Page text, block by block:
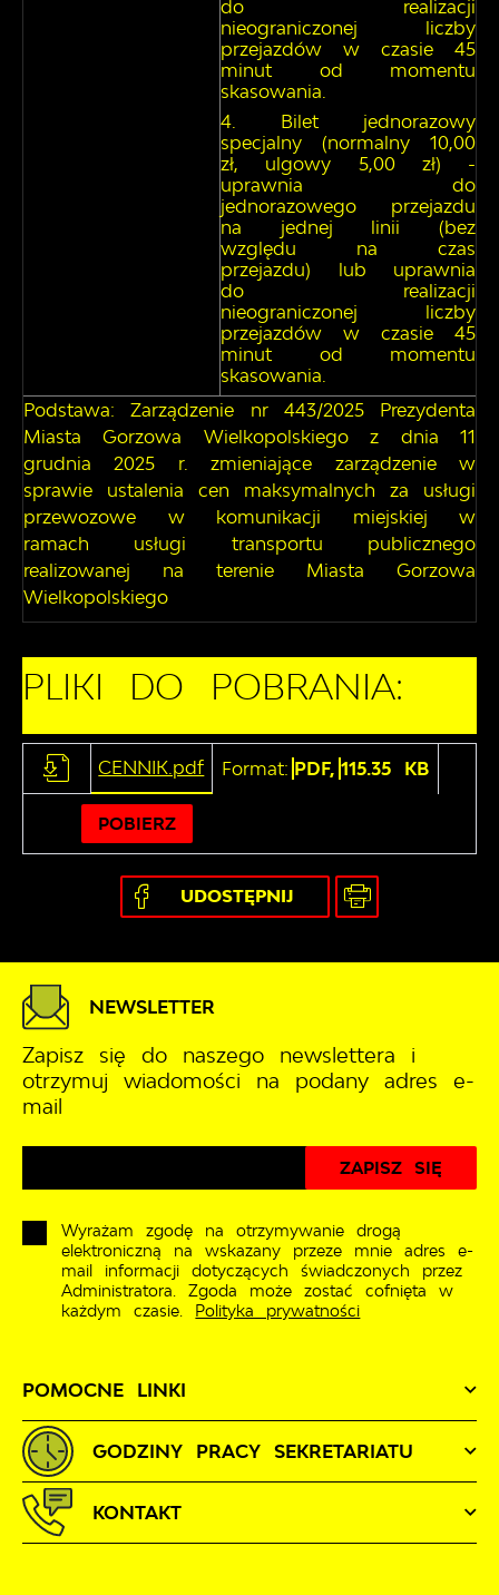
do realizacji
nieograniczonej liczby
przejazdów w czasie 45
minut od momentu
skasowania.
Bilet jednorazowy
specjalny (normalny 10,00
zł, ulgowy 5,00 zł) -
uprawnia do
jednorazowego przejazdu
na jednej linii (bez
względu na czas
przejazdu) lub uprawnia
do realizacji
nieograniczonej liczby
przejazdów w czasie 45
minut od momentu
skasowania.
Podstawa: Zarządzenie nr 443/2025 Prezydenta
Miasta Gorzowa Wielkopolskiego z dnia 11
grudnia 2025 r. zmieniające zarządzenie w
sprawie ustalenia cen maksymalnych za usługi
przewozowe w komunikacji miejskiej w
ramach usługi transportu publicznego
realizowanej na terenie Miasta Gorzowa
Wielkopolskiego
PLIKI DO POBRANIA:
CENNIK.pdf Format: PDF, 115.35 KB
POBIERZ
UDOSTĘPNIJ
POMOCNE LINKI
NEWSLETTER
Zapisz się do naszego newslettera i
otrzymuj wiadomości na podany adres e-
mail
Wyrażam zgodę na otrzymywanie drogą
elektroniczną na wskazany przeze mnie adres e-
mail informacji dotyczących świadczonych przez
Administratora. Zgoda może zostać cofnięta w
każdym czasie. Polityka prywatności
GODZINY PRACY SEKRETARIATU
KONTAKT